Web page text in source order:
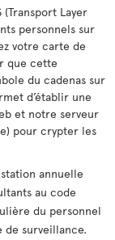
Layer
personnels sur
votre carte de
que cette
du cadenas sur
d’établir une
et notre serveur
pour crypter les
annuelle
au code
du personnel
surveillance.